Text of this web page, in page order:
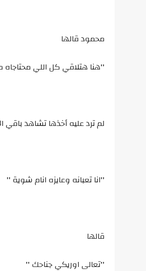
محمود قالها
''هنا هتلاقي كل اللي
لم ترد عليه أخذها تشاهد باقي
''انا تعبانه وعايزه انام شوية ''
قالها
''تعالى اوريكي جناحك ''